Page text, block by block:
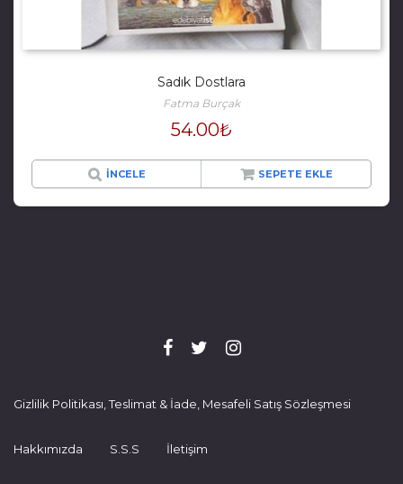
Sadık Dostlara
Fatma Burçak
54.00₺
İNCELE SEPETE EKLE
Gizlilik Politikası, Teslimat & İade, Mesafeli Satış Sözleşmesi
Hakkımızda S.S.S İletişim